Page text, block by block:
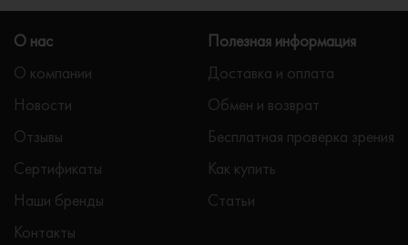
О нас
О компании
Новости
Отзывы
Сертификаты
Наши бренды
Контакты
Полезная информация
Доставка и оплата
Обмен и возврат
Бесплатная проверка зрения
Как купить
Статьи